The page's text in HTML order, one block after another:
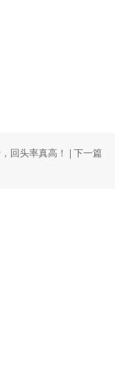
回头率真高！ | 下一篇